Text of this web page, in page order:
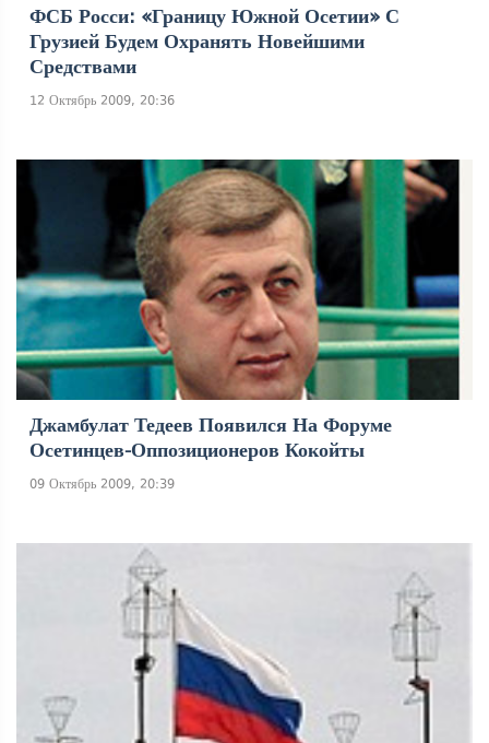
ФСБ Росси: «Границу Южной Осетии» С
Грузией Будем Охранять Новейшими
Средствами
12 Октябрь 2009, 20:36
Джамбулат Тедеев Появился На Форуме
Осетинцев-Оппозиционеров Кокойты
09 Октябрь 2009, 20:39